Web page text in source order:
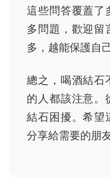
這些問答覆蓋了
多問題，歡迎留
多，越能保護自己
總之，喝酒結石
的人都該注意。
結石困擾。希望
分享給需要的朋